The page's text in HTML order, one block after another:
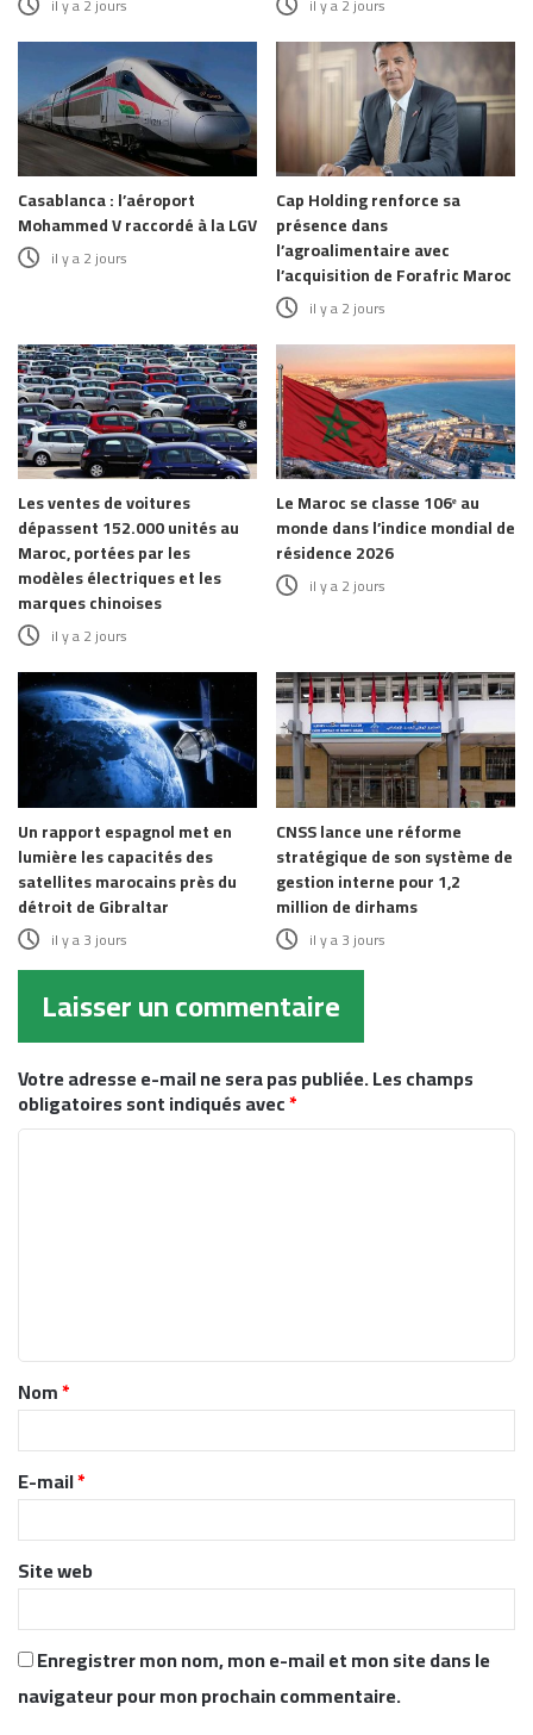
Casablanca : l’aéroport
Mohammed V raccordé à la LGV
il y a 2 jours
Cap Holding renforce sa
présence dans
l’agroalimentaire avec
l’acquisition de Forafric Maroc
il y a 2 jours
Les ventes de voitures
dépassent 152.000 unités au
Maroc, portées par les
modèles électriques et les
marques chinoises
il y a 2 jours
Le Maroc se classe 106ᵉ au
monde dans l’indice mondial de
résidence 2026
il y a 2 jours
Un rapport espagnol met en
lumière les capacités des
satellites marocains près du
détroit de Gibraltar
il y a 3 jours
CNSS lance une réforme
stratégique de son système de
gestion interne pour 1,2
million de dirhams
il y a 3 jours
Laisser un commentaire
Votre adresse e-mail ne sera pas publiée.Les champs
obligatoires sont indiqués avec*
t
a
r
e
*
Nom*
E-mail*
Site web
Enregistrer mon nom, mon e-mail et mon site dans le
navigateur pour mon prochain commentaire.